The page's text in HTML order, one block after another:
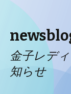
金子レデ
知らせ